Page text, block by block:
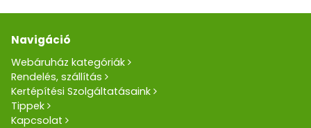
Navigáció
Webáruház kategóriák
Rendelés, szállítás
Kertépítési Szolgáltatásaink
Tippek
Kapcsolat